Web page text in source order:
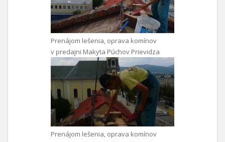
Prenájom lešenia, oprava komínov
v predajni Makyta Púchov Prievidza
Prenájom lešenia, oprava komínov